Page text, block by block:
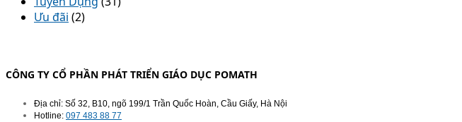
Ưu đãi (2)
CÔNG TY CỔ PHẦN PHÁT TRIỂN GIÁO DỤC POMATH
Địa chỉ: Số 32, B10, ngõ 199/1 Trần Quốc Hoàn, Cầu Giấy, Hà Nội
Hotline: 097 483 88 77